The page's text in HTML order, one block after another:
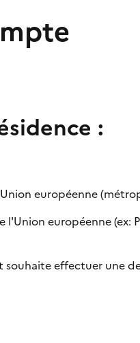
:
européenne
l'Union européenne
souhaite effectuer une